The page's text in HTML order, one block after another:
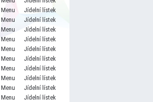
Menu
Jídelní lístek
Menu
Jídelní lístek
Menu
Jídelní lístek
Menu
Jídelní lístek
Menu
Jídelní lístek
Menu
Jídelní lístek
Menu
Jídelní lístek
Menu
Jídelní lístek
Menu
Jídelní lístek
Menu
Jídelní lístek